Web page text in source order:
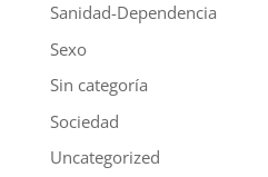
Sanidad-Dependencia
Sexo
Sin categoría
Sociedad
Uncategorized